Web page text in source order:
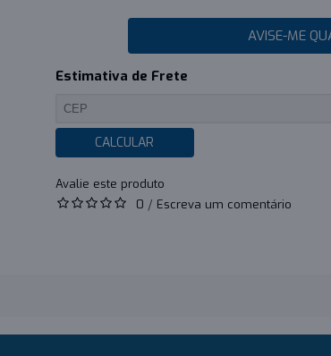
AVISE-ME
Estimativa de Frete
CALCULAR
0 / Escreva um comentário